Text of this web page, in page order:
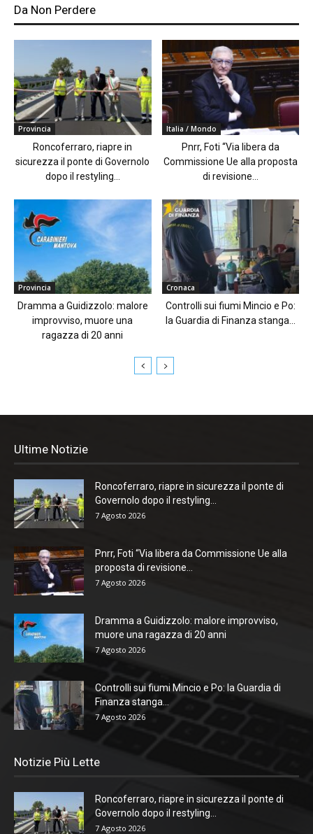
Da Non Perdere
Provincia
Roncoferraro, riapre in
sicurezza il ponte di Governolo
dopo il restyling...
Italia / Mondo
Pnrr, Foti “Via libera da
Commissione Ue alla proposta
di revisione...
Provincia
Dramma a Guidizzolo: malore
improvviso, muore una
ragazza di 20 anni
Cronaca
Controlli sui fiumi Mincio e Po:
la Guardia di Finanza stanga...
Ultime Notizie
Roncoferraro, riapre in sicurezza il ponte di
Governolo dopo il restyling...
7 Agosto 2026
Pnrr, Foti “Via libera da Commissione Ue alla
proposta di revisione...
7 Agosto 2026
Dramma a Guidizzolo: malore improvviso,
muore una ragazza di 20 anni
7 Agosto 2026
Controlli sui fiumi Mincio e Po: la Guardia di
Finanza stanga...
7 Agosto 2026
Notizie Più Lette
Roncoferraro, riapre in sicurezza il ponte di
Governolo dopo il restyling...
7 Agosto 2026